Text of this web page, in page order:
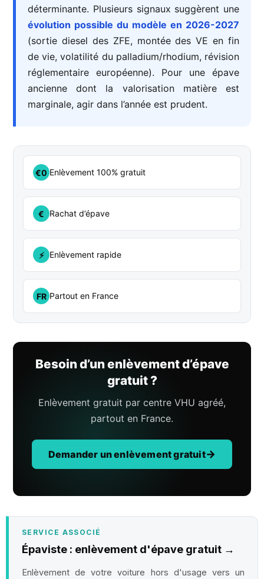
déterminante. Plusieurs signaux suggèrent une
évolution possible du modèle en 2026-2027
(sortie diesel des ZFE, montée des VE en fin
de vie, volatilité du palladium/rhodium, révision
réglementaire européenne). Pour une épave
ancienne dont la valorisation matière est
marginale, agir dans l’année est prudent.
€0 Enlèvement 100% gratuit
€ Rachat d’épave
⚡ Enlèvement rapide
FR Partout en France
Besoin d’un enlèvement d’épave
gratuit ?
Enlèvement gratuit par centre VHU agréé,
partout en France.
Demander un enlèvement gratuit
SERVICE ASSOCIÉ
Épaviste : enlèvement d'épave gratuit →
Enlèvement de votre voiture hors d'usage vers un